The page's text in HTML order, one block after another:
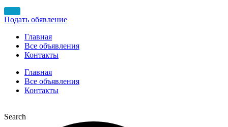
Подать обявление
Главная
Все объявления
Контакты
Главная
Все объявления
Контакты
Search